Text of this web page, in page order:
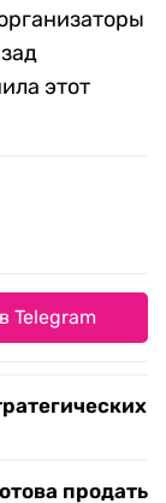
этот
Telegram
продать